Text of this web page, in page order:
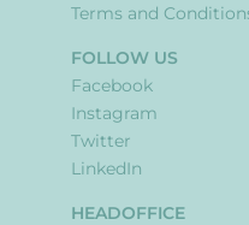
Terms and
FOLLOW US
Facebook
Instagram
Twitter
LinkedIn
HEADOFFICE